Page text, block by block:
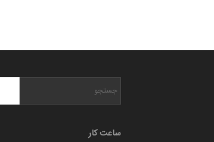
ساعت کار